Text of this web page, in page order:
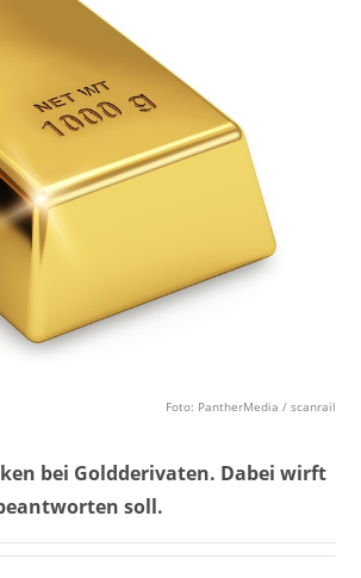
Foto: PantherMedia / scanrail
bei Goldderivaten. Dabei wirft
soll.